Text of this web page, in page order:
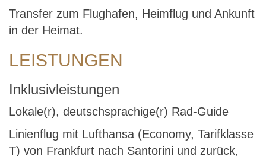
Transfer zum Flughafen, Heimflug und Ankunft
in der Heimat.
LEISTUNGEN
Inklusivleistungen
Lokale(r), deutschsprachige(r) Rad-Guide
Linienflug mit Lufthansa (Economy, Tarifklasse
T) von Frankfurt nach Santorini und zurück,